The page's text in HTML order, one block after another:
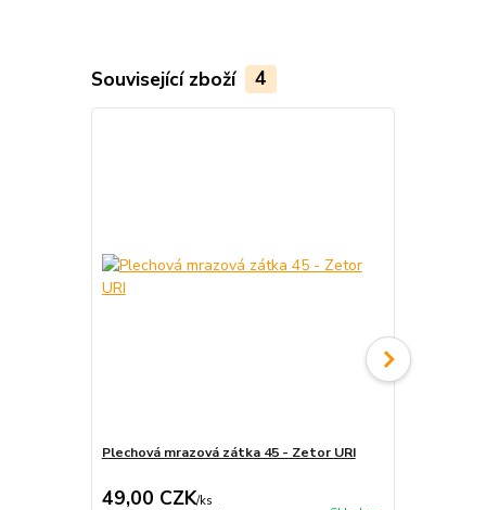
Související zboží 4
Plechová mrazová zátka 45 - Zetor URI
49,00 CZK/ks